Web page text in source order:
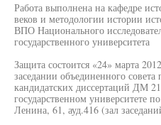
Работа выполнена на кафедре
веков и методологии истории
ВПО Национального
государственного университета
Защита состоится «24» марта
заседании объединенного
кандидатских диссертаций ДМ
государственном университете
Ленина, 61, ауд.416 (зал